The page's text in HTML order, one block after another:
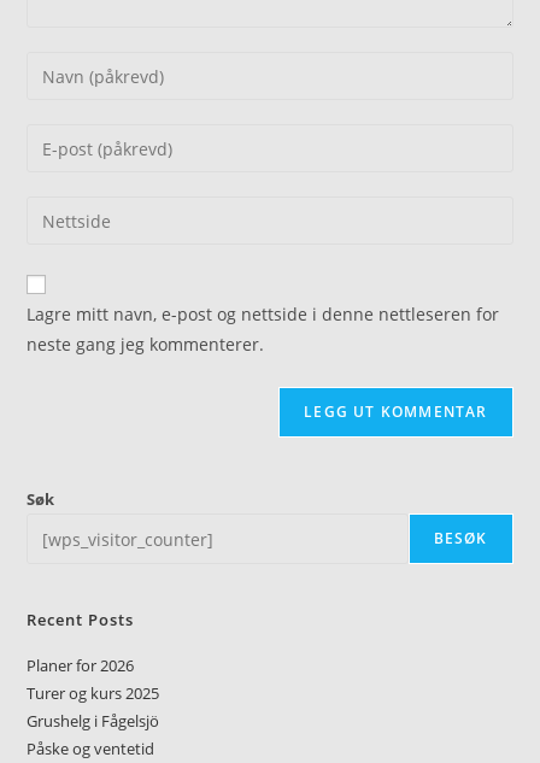
Lagre mitt navn, e-post og nettside i denne nettleseren for
neste gang jeg kommenterer.
Søk
BESØK
Recent Posts
Planer for 2026
Turer og kurs 2025
Grushelg i Fågelsjö
Påske og ventetid